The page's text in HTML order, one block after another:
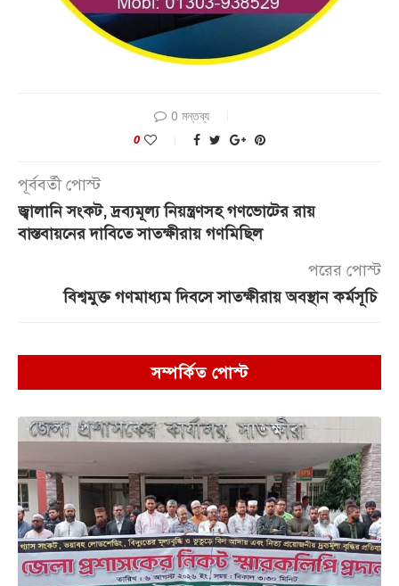
0 মন্তব্য
0
পূর্ববর্তী পোস্ট
জ্বালানি সংকট, দ্রব্যমূল্য নিয়ন্ত্রণসহ গণভোটের রায়
বাস্তবায়নের দাবিতে সাতক্ষীরায় গণমিছিল
পরের পোস্ট
বিশ্বমুক্ত গণমাধ্যম দিবসে সাতক্ষীরায় অবস্থান কর্মসূচি
সম্পর্কিত পোস্ট